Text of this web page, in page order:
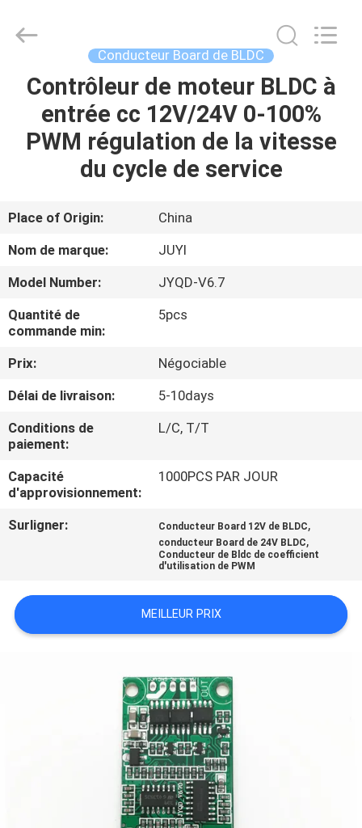
APERÇU
PRODUITS
A
DE
NOUS
VISITE
D'USINE
CONTRÔLE
DE
QUALITÉ
CONTACT
NOUVELLES
Motor
Technology
Reserved.
Conducteur Board de BLDC
Contrôleur de moteur BLDC à
entrée cc 12V/24V 0-100%
PWM régulation de la vitesse
du cycle de service
Place of Origin:
China
Nom de marque:
JUYI
Model Number:
JYQD-V6.7
Quantité de
commande min:
5pcs
Prix:
Négociable
Délai de livraison:
5-10days
Conditions de
paiement:
L/C, T/T
Capacité
d'approvisionnement:
1000PCS PAR JOUR
Surligner: Conducteur Board 12V de BLDC,
conducteur Board de 24V BLDC,
Conducteur de Bldc de coefficient
d'utilisation de PWM
MEILLEUR PRIX